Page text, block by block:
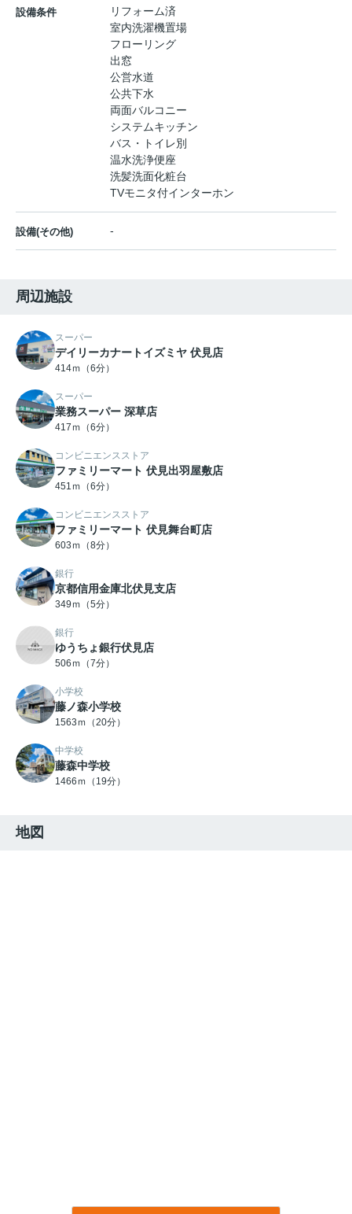
設備条件
リフォーム済
室内洗濯機置場
フローリング
出窓
公営水道
公共下水
両面バルコニー
システムキッチン
バス・トイレ別
温水洗浄便座
洗髪洗面化粧台
TVモニタ付インターホン
設備(その他) -
周辺施設
スーパー
デイリーカナートイズミヤ 伏見店
414ｍ（6分）
スーパー
業務スーパー 深草店
417ｍ（6分）
コンビニエンスストア
ファミリーマート 伏見出羽屋敷店
451ｍ（6分）
コンビニエンスストア
ファミリーマート 伏見舞台町店
603ｍ（8分）
銀行
京都信用金庫北伏見支店
349ｍ（5分）
銀行
ゆうちょ銀行伏見店
506ｍ（7分）
小学校
藤ノ森小学校
1563ｍ（20分）
中学校
藤森中学校
1466ｍ（19分）
地図